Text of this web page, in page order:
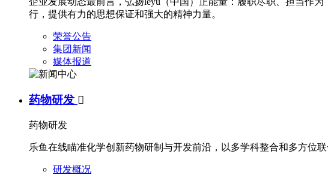
行，提供有力的思想保证和强大的精神力量。
荣誉公告
集团新闻
媒体报道
药物研发 
药物研发
乐鱼在线瞄准化学创新药物研制与开发前沿，以多学科整合和多方位
研发概况